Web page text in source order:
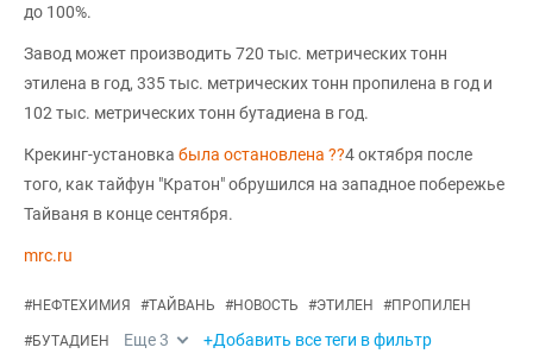
до 100%.
Завод может производить 720 тыс. метрических тонн
этилена в год, 335 тыс. метрических тонн пропилена в год и
102 тыс. метрических тонн бутадиена в год.
Крекинг-установка была остановлена ??4 октября после
того, как тайфун "Кратон" обрушился на западное побережье
Тайваня в конце сентября.
mrc.ru
#НЕФТЕХИМИЯ #ТАЙВАНЬ #НОВОСТЬ #ЭТИЛЕН #ПРОПИЛЕН
#БУТАДИЕН Еще3 +Добавить все теги в фильтр